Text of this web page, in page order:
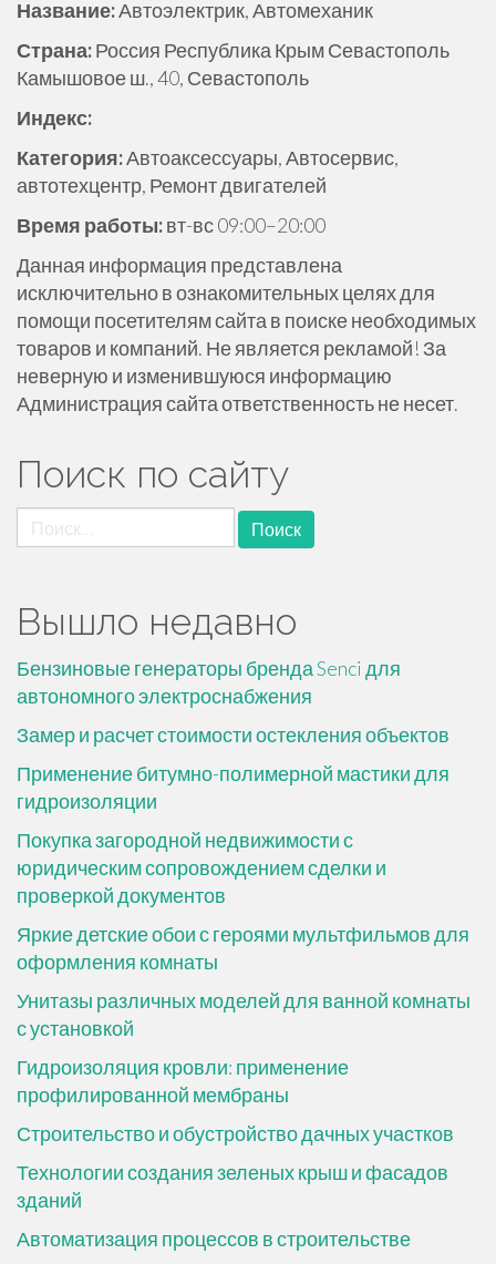
Название:Автоэлектрик, Автомеханик
Страна:Россия Республика Крым Севастополь
Камышовое ш., 40, Севастополь
Индекс:
Категория:Автоаксессуары, Автосервис,
автотехцентр, Ремонт двигателей
Время работы:вт-вс 09:00–20:00
Данная информация представлена
исключительно в ознакомительных целях для
помощи посетителям сайта в поиске необходимых
товаров и компаний. Не является рекламой! За
неверную и изменившуюся информацию
Администрация сайта ответственность не несет.
Поиск по сайту
Найти:
Вышло недавно
Бензиновые генераторы бренда Senci для
автономного электроснабжения
Замер и расчет стоимости остекления объектов
Применение битумно-полимерной мастики для
гидроизоляции
Покупка загородной недвижимости с
юридическим сопровождением сделки и
проверкой документов
Яркие детские обои с героями мультфильмов для
оформления комнаты
Унитазы различных моделей для ванной комнаты
с установкой
Гидроизоляция кровли: применение
профилированной мембраны
Строительство и обустройство дачных участков
Технологии создания зеленых крыш и фасадов
зданий
Автоматизация процессов в строительстве